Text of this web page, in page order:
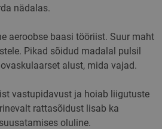
nädalas.
aeroobse baasi tööriist. Suur maht
Pikad sõidud madalal pulsil
alust, mida vajad.
vastupidavust ja hoiab liigutuste
rattasõidust lisab ka
oluline.